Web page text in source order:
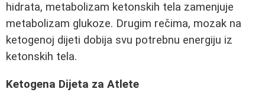
hidrata, metabolizam ketonskih tela zamenjuje
metabolizam glukoze. Drugim rečima, mozak na
ketogenoj dijeti dobija svu potrebnu energiju iz
ketonskih tela.
Ketogena Dijeta za Atlete